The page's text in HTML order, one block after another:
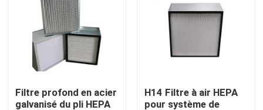
Pré filtre à air
Unité de FFU
Filtre profond en acier
galvanisé du pli HEPA
H14 Filtre à air HEPA
pour système de